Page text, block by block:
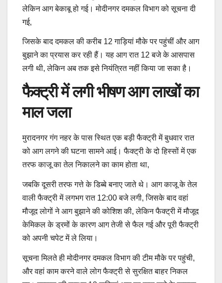
लेकिन आग बेकाबू हो गई। मोदीनगर दमकल विभाग को सूचना दी
गई,
जिसके बाद दमकल की करीब 12 गाड़ियां मौके पर पहुंचीं और आग
बुझाने का प्रयास कर रही हैं। यह आग रात 12 बजे के आसपास
लगी थी, लेकिन अब तक इसे नियंत्रित नहीं किया जा सका है।
फैक्ट्री में लगी भीषण आग लाखों का
माल जला
मुरादनगर गंग नहर के पास स्थित एक बड़ी फैक्ट्री में बुधवार रात
को आग लगने की घटना सामने आई। फैक्ट्री के दो हिस्सों में एक
तरफ काजू का तेल निकालने का काम होता था,
जबकि दूसरी तरफ गत्ते के डिब्बे बनाए जाते थे। आग काजू के तेल
वाली फैक्ट्री में लगभग रात 12:00 बजे लगी, जिसके बाद वहां
मौजूद लोगों ने आग बुझाने की कोशिश की, लेकिन फैक्ट्री में मौजूद
केमिकल के ड्रमों के कारण आग तेजी से फैल गई और पूरी फैक्ट्री
को अपनी चपेट में ले लिया।
सूचना मिलते ही मोदीनगर दमकल विभाग की टीम मौके पर पहुंची,
और वहां काम करने वाले लोग फैक्ट्री से सुरक्षित बाहर निकल